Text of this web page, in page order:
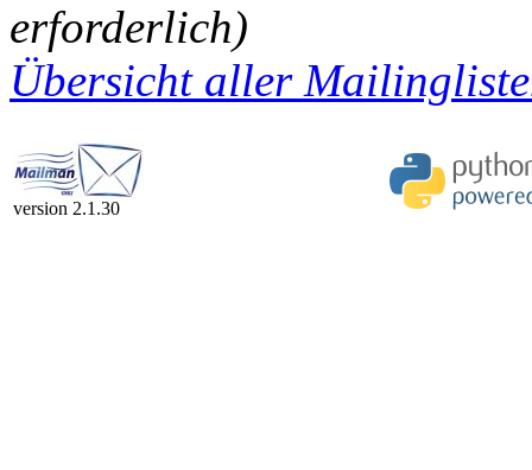
erforderlich)
Übersicht aller
version 2.1.30